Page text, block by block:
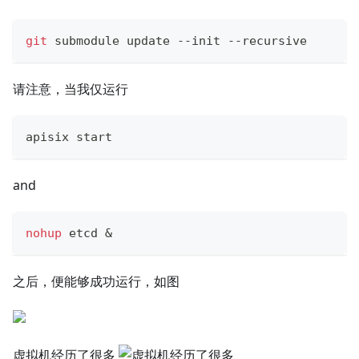
git submodule update --init --recursive
请注意，当我仅运行
apisix start
and
nohup etcd &
之后，便能够成功运行，如图
虚拟机经历了很多